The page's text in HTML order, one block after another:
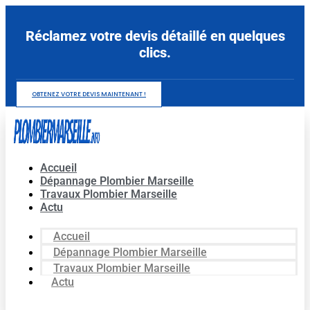
contenuRéclamez votre devis détaillé en quelques
clics.
OBTENEZ VOTRE DEVIS MAINTENANT !
Accueil
Dépannage Plombier Marseille
Travaux Plombier Marseille
Actu
Accueil
Dépannage Plombier Marseille
Travaux Plombier Marseille
Actu